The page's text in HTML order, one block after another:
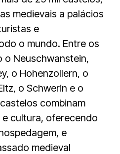
medievais a palácios
e
o mundo. Entre os
o Neuschwanstein,
o Hohenzollern, o
o Schwerin e o
combinam
cultura, oferecendo
e
medieval